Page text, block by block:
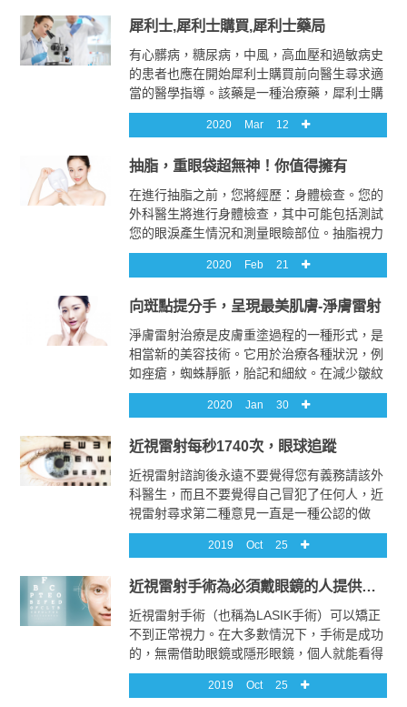
長，通常作為陰道成形術的一部分。
犀利士,犀利士購買,犀利士藥局
有心髒病，糖尿病，中風，高血壓和過敏病史
的患者也應在開始犀利士購買前向醫生尋求適
當的醫學指導。該藥是一種治療藥，犀利士購
買僅有助於保持性交時的陰莖僵硬，犀利士購
買因此需要自然的性興奮來觀察其效果
2020 Mar 12
抽脂，重眼袋超無神！你值得擁有
在進行抽脂之前，您將經歷：身體檢查。您的
外科醫生將進行身體檢查，其中可能包括測試
您的眼淚產生情況和測量眼瞼部位。抽脂視力
檢查。您的眼科醫生會檢查您的眼睛並測試您
的視力，包括周圍的視力。這是支持保險索賠
近期和長期影響以及支持保險索賠。
2020 Feb 21
向斑點提分手，呈現最美肌膚-淨膚雷射
淨膚雷射治療是皮膚重塗過程的一種形式，是
相當新的美容技術。它用於治療各種狀況，例
如痤瘡，蜘蛛靜脈，胎記和細紋。在減少皺紋
中特別有用。隨著年齡的增長，眼睛和嘴巴周
圍的皮膚容易受到嚴重影響，這種淨膚雷射有
用於去除紋身，還可以減少輕度燒傷疤痕的出
現。
2020 Jan 30
近視雷射每秒1740次，眼球追蹤
近視雷射諮詢後永遠不要覺得您有義務請該外
科醫生，而且不要覺得自己冒犯了任何人，近
視雷射尋求第二種意見一直是一種公認的做
法，大多數醫生會敦促對疑慮纏綿的患者這樣
做。雖然您可能聽說過一位很棒的外科醫生在
的人確實是最好的選擇，而且更加方便。
2019 Oct 25
近視雷射手術為必須戴眼鏡的人提供完美的視力
近視雷射手術（也稱為LASIK手術）可以矯正
不到正常視力。在大多數情況下，手術是成功
的，無需借助眼鏡或隱形眼鏡，個人就能看得
很好。這種類型的手術於1990年開發，並且
變得越來越流行。
2019 Oct 25